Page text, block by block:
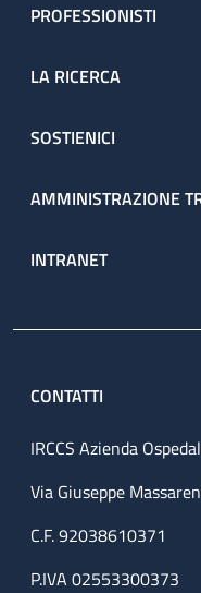
PROFESSIONISTI
LA RICERCA
SOSTIENICI
AMMINISTRAZIONE
INTRANET
CONTATTI
IRCCS Azienda
Via Giuseppe
C.F. 92038610371
P.IVA 02553300373